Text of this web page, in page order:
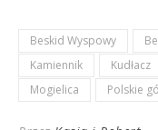
Beskid Wyspowy
Kamiennik
Kudłacz
Mogielica
Polskie